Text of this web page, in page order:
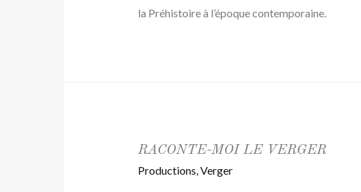
la Préhistoire à l’époque contemporaine.
RACONTE-MOI LE VERGER
Productions,Verger